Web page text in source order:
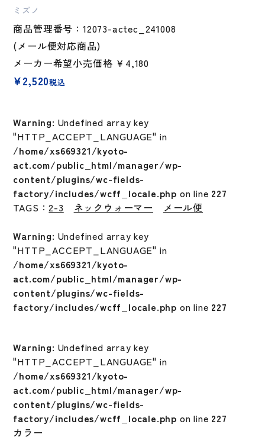
ミズノ
商品管理番号：12073-actec_241008
(メール便対応商品)
メーカー希望小売価格 ￥4,180
¥2,520税込
Warning: Undefined array key
"HTTP_ACCEPT_LANGUAGE" in
/home/xs669321/kyoto-
act.com/public_html/manager/wp-
content/plugins/wc-fields-
factory/includes/wcff_locale.php on line 227
TAGS：2-3 ネックウォーマー
メール便
Warning: Undefined array key
"HTTP_ACCEPT_LANGUAGE" in
/home/xs669321/kyoto-
act.com/public_html/manager/wp-
content/plugins/wc-fields-
factory/includes/wcff_locale.php on line 227
Warning: Undefined array key
"HTTP_ACCEPT_LANGUAGE" in
/home/xs669321/kyoto-
act.com/public_html/manager/wp-
content/plugins/wc-fields-
factory/includes/wcff_locale.php on line 227
カラー